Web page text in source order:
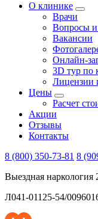
О клинике
Врачи
Вопросы и
Вакансии
Онлайн-
3D тур по
Лицензии
Цены
Расчет
Акции
Отзывы
Контакты
8 (800) 350-73-81 8
Выездная наркология
Л041-01125-54/